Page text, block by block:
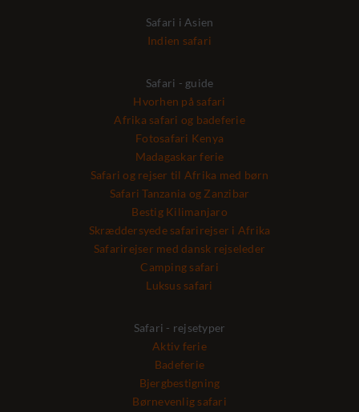
Safari i Asien
Indien safari
Safari - guide
Hvorhen på safari
Afrika safari og badeferie
Fotosafari Kenya
Madagaskar ferie
Safari og rejser til Afrika med børn
Safari Tanzania og Zanzibar
Bestig Kilimanjaro
Skræddersyede safarirejser i Afrika
Safarirejser med dansk rejseleder
Camping safari
Luksus safari
Safari - rejsetyper
Aktiv ferie
Badeferie
Bjergbestigning
Børnevenlig safari